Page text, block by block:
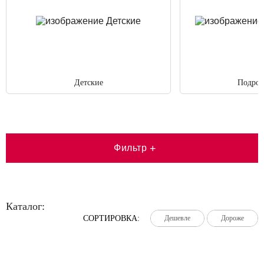
Детские
Фильтр +
Каталог:
СОРТИРОВКА: Дешевле
Дешевле
Дешевле Дороже
Дороже
Дороже